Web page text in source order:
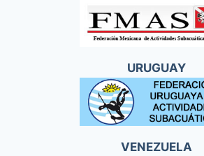
URUGUAY
VENEZUELA